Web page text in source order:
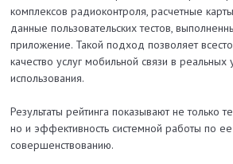
комплексов радиоконтроля, расчетные
данные пользовательских тестов,
приложение. Такой подход позволяет
качество услуг мобильной связи в реальных
использования.
Результаты рейтинга показывают не только
но и эффективность системной работы по
совершенствованию.